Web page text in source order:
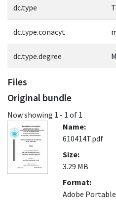
dc.type
dc.type.conacyt
dc.type.degree
Files
Original bundle
Now showing 1 - 1 of 1
Name:
610414T.pdf
Size:
3.29 MB
Format:
Adobe